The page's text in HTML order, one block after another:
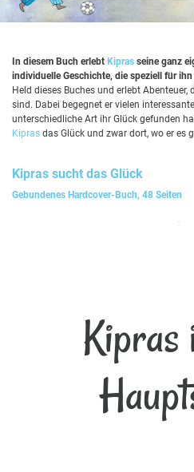
In diesem Buch erlebt Kipras seine ganz
individuelle Geschichte, die speziell für
Held dieses Buches und erlebt
sind. Dabei begegnet er vielen
unterschiedliche Art ihr Glück gefunden
Kipras das Glück und zwar dort, wo er es
Kipras sucht das Glück
Gebundenes Hardcover-Buch, 48 Seiten
Kipras